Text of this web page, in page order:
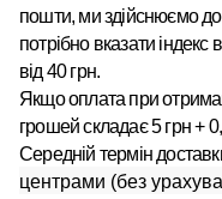
пошти, ми здійснюємо
потрібно вказати індекс
від 40 грн.
Якщо оплата при
грошей складає 5 грн +
Середній термін
центрами (без